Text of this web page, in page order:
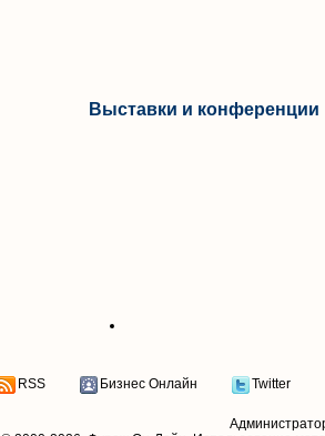
Выставки и конференции
RSS Бизнес Онлайн Twitter